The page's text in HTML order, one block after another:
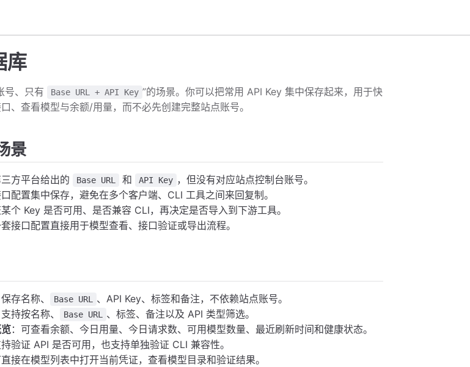
库
号、只有 Base URL + API Key ”的场景。你可以把常用 API Key 集中保存起来，用于快
、查看模型与余额/用量，而不必先创建完整站点账号。
景
方平台给出的 Base URL 和 API Key ，但没有对应站点控制台账号。
配置集中保存，避免在多个客户端、CLI 工具之间来回复制。
个 Key 是否可用、是否兼容 CLI，再决定是否导入到下游工具。
接口配置直接用于模型查看、接口验证或导出流程。
存名称、 Base URL
、API Key、标签和备注，不依赖站点账号。
持按名称、 Base URL
、标签、备注以及 API 类型筛选。
：可查看余额、今日用量、今日请求数、可用模型数量、最近刷新时间和健康状态。
持验证 API 是否可用，也支持单独验证 CLI 兼容性。
直接在模型列表中打开当前凭证，查看模型目录和验证结果。